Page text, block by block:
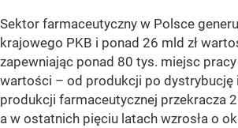
Sektor farmaceutyczny w Polsce
krajowego PKB i ponad 26 mld zł
zapewniając ponad 80 tys. miejsc pracy
wartości – od produkcji po dystrybucję
produkcji farmaceutycznej przekracza
a w ostatnich pięciu latach wzrosła o